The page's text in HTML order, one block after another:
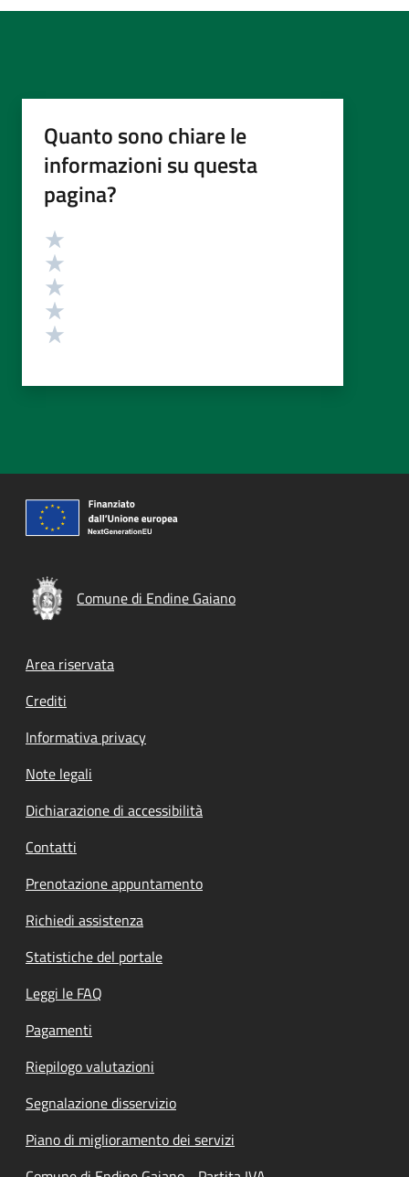
Quanto sono chiare le
informazioni su questa
pagina?
Valutazione
Comune di Endine Gaiano
Footer menu
Area riservata
Crediti
Informativa privacy
Note legali
Dichiarazione di accessibilità
Contatti
Prenotazione appuntamento
Richiedi assistenza
Statistiche del portale
Leggi le FAQ
Pagamenti
Riepilogo valutazioni
Segnalazione disservizio
Piano di miglioramento dei servizi